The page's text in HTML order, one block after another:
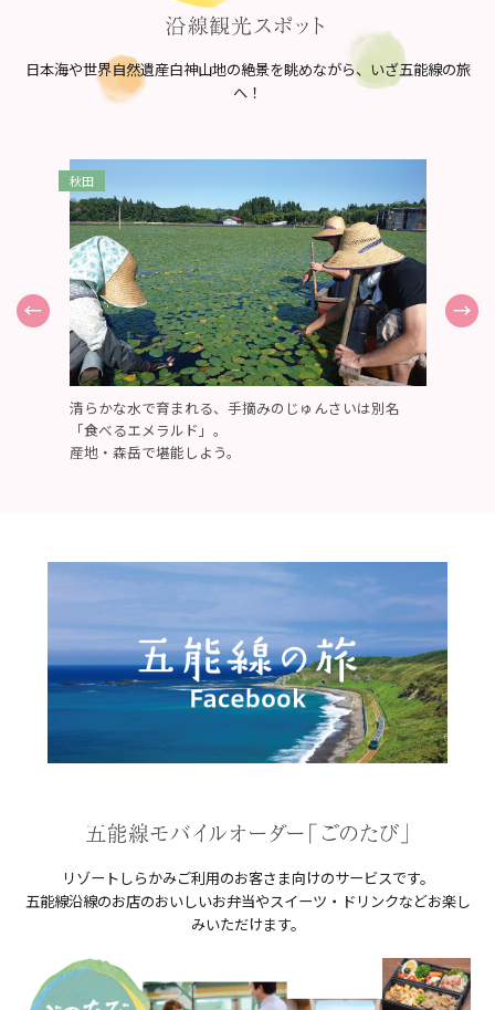
日本海や世界自然遺産白神山地の絶景を眺めながら、いざ五能線の旅
へ！
清らかな水で育まれる、手摘みのじゅんさいは別名
「食べるエメラルド」。
産地・森岳で堪能しよう。
リゾートしらかみご利用のお客さま向けのサービスです。
五能線沿線のお店のおいしいお弁当やスイーツ・ドリンクなどお楽し
みいただけます。